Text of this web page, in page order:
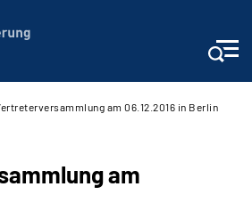
am 06.12.2016 in Berlin
am